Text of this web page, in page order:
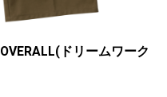
ドリームワーク